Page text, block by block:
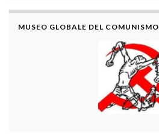
MUSEO GLOBALE DEL COMUNISMO